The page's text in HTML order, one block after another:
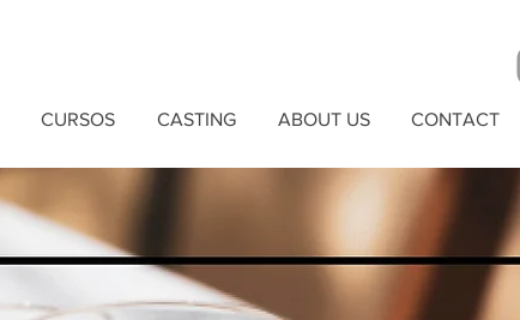
CURSOS CASTING ABOUT US CONTACT